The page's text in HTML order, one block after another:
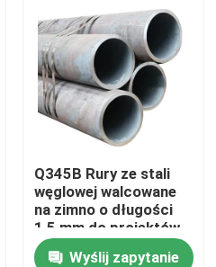
Q345B Rury ze stali
węglowej walcowane
na zimno o długości
1,5 mm do projektów
inżynierskich
Wyślij zapytanie